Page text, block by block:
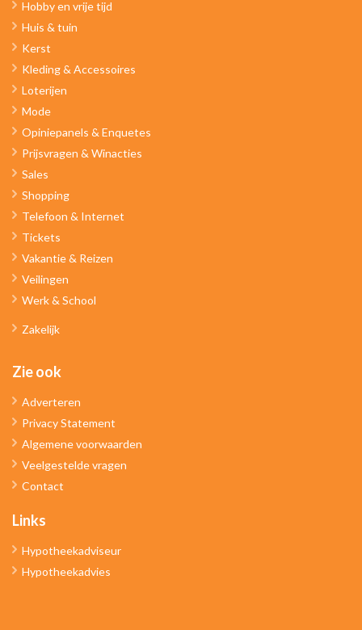
Hobby en vrije tijd
Huis & tuin
Kerst
Kleding & Accessoires
Loterijen
Mode
Opiniepanels & Enquetes
Prijsvragen & Winacties
Sales
Shopping
Telefoon & Internet
Tickets
Vakantie & Reizen
Veilingen
Werk & School
Zakelijk
Zie ook
Adverteren
Privacy Statement
Algemene voorwaarden
Veelgestelde vragen
Contact
Links
Hypotheekadviseur
Hypotheekadvies